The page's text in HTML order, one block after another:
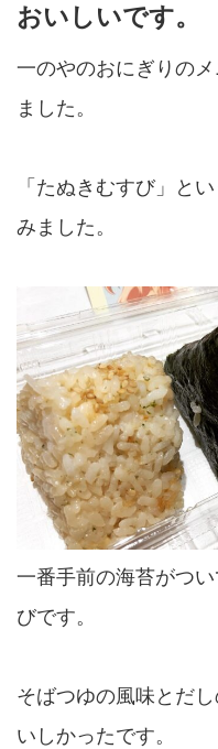
おいしいです。
一のやのおにぎりの
ました。
「たぬきむすび」と
みました。
一番手前の海苔がつ
びです。
そばつゆの風味とだ
いしかったです。